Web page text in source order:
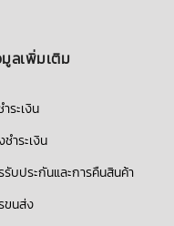
ลเพิ่มเติม
ระเงิน
ชำระเงิน
รับประกันและการคืนสินค้า
ขนส่ง